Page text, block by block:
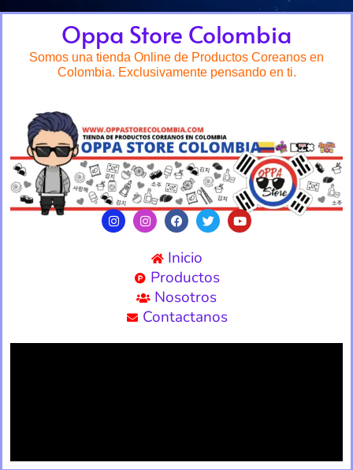
Oppa Store Colombia
Somos una tienda Online de Productos Coreanos en
Colombia. Exclusivamente pensando en ti.
Inicio
Productos
Nosotros
Contactanos